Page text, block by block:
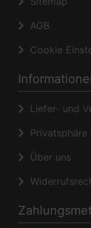
AGB
Cookie
Liefer- und
Privatsphäre
Über uns